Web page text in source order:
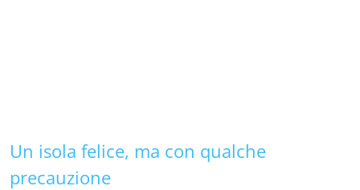
Un isola felice, ma con qualche
precauzione